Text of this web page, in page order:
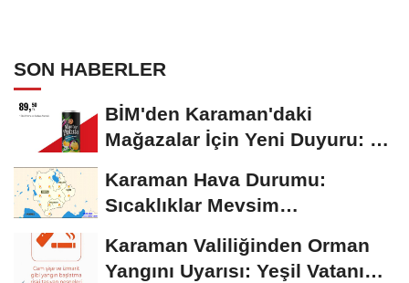
SON HABERLER
BİM'den Karaman'daki
Mağazalar İçin Yeni Duyuru: 11
Karaman Hava Durumu:
Sıcaklıklar Mevsim
Seyrediyor
Karaman Valiliğinden Orman
Yangını Uyarısı: Yeşil Vatanı